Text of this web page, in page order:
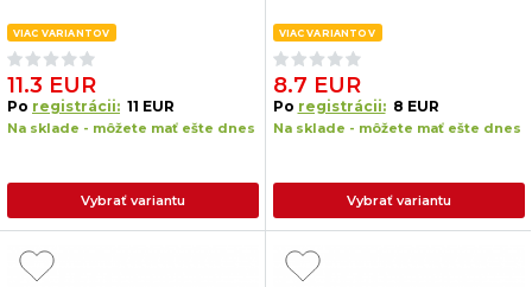
VIAC VARIANTOV
11.3 EUR
Po registrácii: 11 EUR
Na sklade - môžete mať ešte dnes
Vybrať variantu
VIAC VARIANTOV
8.7 EUR
Po registrácii: 8 EUR
Na sklade - môžete mať ešte dnes
Vybrať variantu